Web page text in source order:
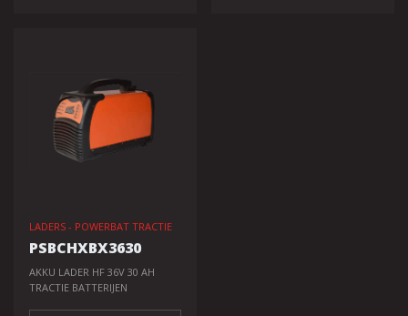
LADERS - POWERBAT TRACTIE
PSBCHXBX3630
AKKU LADER HF 36V 30 AH
TRACTIE BATTERIJEN